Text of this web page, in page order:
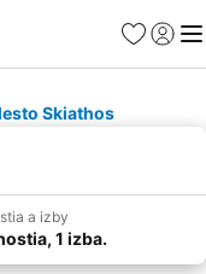
Obľúbené
Skiathos
a izby
1 izba.